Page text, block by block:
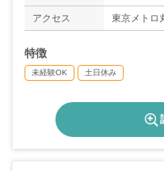
アクセス 東京メトロ
特徴
未経験OK 土日休み